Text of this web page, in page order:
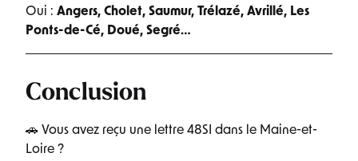
Oui : Angers, Cholet, Saumur, Trélazé, Avrillé, Les
Ponts-de-Cé, Doué, Segré…
Conclusion
🚗 Vous avez reçu une lettre 48SI dans le Maine-et-
Loire ?